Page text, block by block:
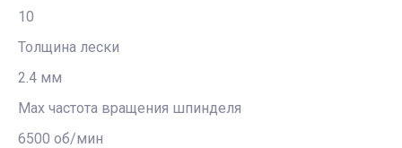
10
Толщина лески
2.4 мм
Мах частота вращения шпинделя
6500 об/мин